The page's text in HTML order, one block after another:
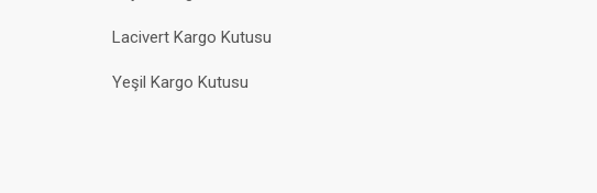
Lacivert Kargo Kutusu
Yeşil Kargo Kutusu